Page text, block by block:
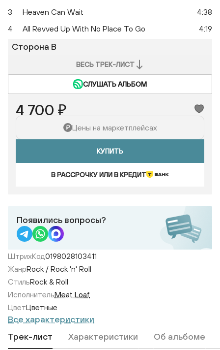
3 Heaven Can Wait
4:38
4
All Revved Up With No Place To Go 4:19
Сторона B
ВЕСЬ ТРЕК-ЛИСТ
СЛУШАТЬ АЛЬБОМ
4 700 ₽
Цены на маркетплейсах
КУПИТЬ
В РАССРОЧКУ ИЛИ В КРЕДИТ
Появились вопросы?
ШтрихКод0198028103411
ЖанрRock / Rock 'n' Roll
СтильRock & Roll
ИсполнительMeat Loaf
ЦветЦветные
Все характеристики
Трек-лист
Характеристики Об альбоме